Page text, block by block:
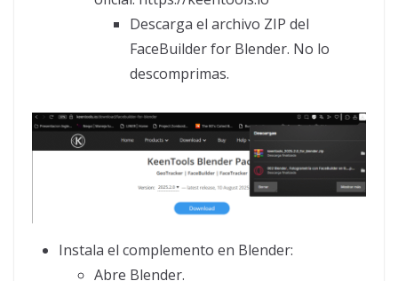
Descarga el archivo ZIP del
FaceBuilder for Blender. No lo
descomprimas.
Instala el complemento en Blender:
Abre Blender.